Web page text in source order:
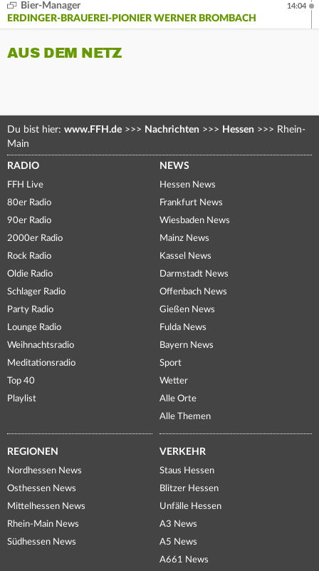
Bier-Manager
ERDINGER-BRAUEREI-PIONIER WERNER BROMBACH
14:04
AUS DEM NETZ
Du bist hier: www.FFH.de >>> Nachrichten >>> Hessen >>> Rhein-
Main
RADIO
FFH Live
80er Radio
90er Radio
2000er Radio
Rock Radio
Oldie Radio
Schlager Radio
Party Radio
Lounge Radio
Weihnachtsradio
Meditationsradio
Top 40
Playlist
NEWS
Hessen News
Frankfurt News
Wiesbaden News
Mainz News
Kassel News
Darmstadt News
Offenbach News
Gießen News
Fulda News
Bayern News
Sport
Wetter
Alle Orte
Alle Themen
REGIONEN
Nordhessen News
Osthessen News
Mittelhessen News
Rhein-Main News
Südhessen News
VERKEHR
Staus Hessen
Blitzer Hessen
Unfälle Hessen
A3 News
A5 News
A661 News